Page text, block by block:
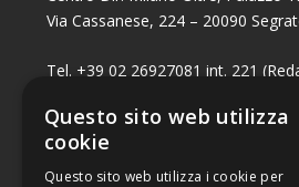
Via Cassanese, 224 – 20090
Tel. +39 02 26927081 int. 221
Tel. +39 02 26927081 int. 224
Fax +39 02 26951006
Questo sito web utilizza
cookie
Questo sito web utilizza i cookie per